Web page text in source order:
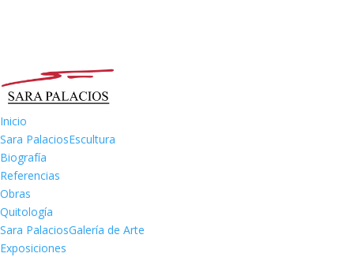
Inicio
Sara PalaciosEscultura
Biografía
Referencias
Obras
Quitología
Sara PalaciosGalería de Arte
Exposiciones